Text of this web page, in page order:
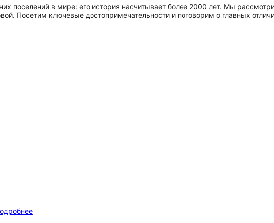
поселений в мире: его история насчитывает более 2000 лет. Мы
Посетим ключевые достопримечательности и поговорим о главных